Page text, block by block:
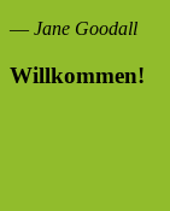
— Jane Goodall
Willkommen!